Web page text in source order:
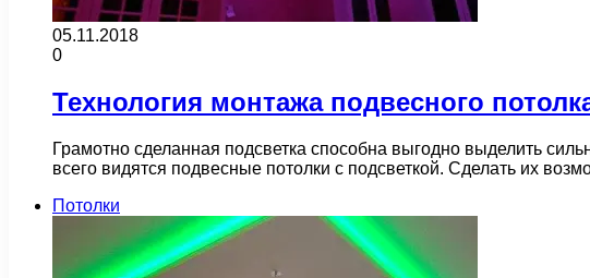
05.11.2018
0
Технология монтажа подвесного
Грамотно сделанная подсветка способна выгодно выделить
всего видятся подвесные потолки с подсветкой. Сделать их
Потолки